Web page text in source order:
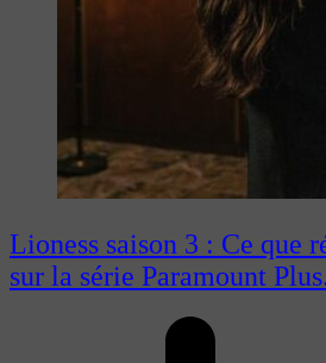
Lioness saison 3 : Ce que
sur la série Paramount